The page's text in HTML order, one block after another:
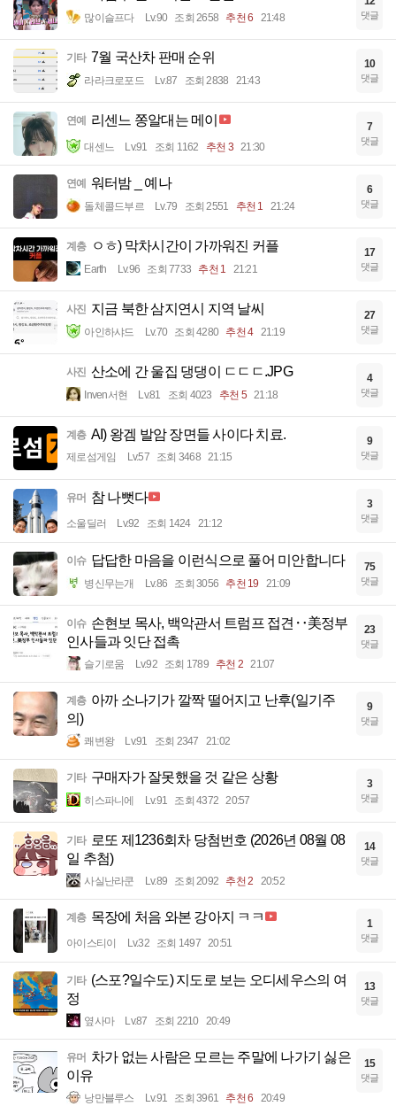
많이슬프다 Lv.90 조회 2658 추천 6 21:48 댓글
기타 7월 국산차 판매 순위
라라크로포드 Lv.87 조회 2838 21:43
10
댓글
연예 리센느 쫑알대는 메이
대센느 Lv.91 조회 1162 추천 3 21:30
7
댓글
연예 워터밤 _ 예나
돌체콜드부르 Lv.79 조회 2551 추천 1 21:24
6
댓글
계층 ㅇㅎ) 막차시간이 가까워진 커플
Earth Lv.96 조회 7733 추천 1 21:21
17
댓글
사진 지금 북한 삼지연시 지역 날씨
아인하샤드 Lv.70 조회 4280 추천 4 21:19
27
댓글
사진 산소에 간 울집 댕댕이 ㄷㄷㄷ.JPG
Inven서현 Lv.81 조회 4023 추천 5 21:18
4
댓글
계층 AI) 왕겜 발암 장면들 사이다 치료.
제로섬게임 Lv.57 조회 3468 21:15
9
댓글
유머 참 나뻣다
소울딜러 Lv.92 조회 1424 21:12
3
댓글
이슈 답답한 마음을 이런식으로 풀어 미안합니다
병신무는개 Lv.86 조회 3056 추천 19 21:09
75
댓글
이슈 손현보 목사, 백악관서 트럼프 접견‥美정부
인사들과 잇단 접촉
슬기로움 Lv.92 조회 1789 추천 2 21:07
23
댓글
계층 아까 소나기가 깔짝 떨어지고 난후(일기주
의)
쾌변왕 Lv.91 조회 2347 21:02
9
댓글
기타 구매자가 잘못했을 것 같은 상황
히스파니에 Lv.91 조회 4372 20:57
3
댓글
기타 로또 제1236회차 당첨번호 (2026년 08월 08
일 추첨)
사실난라쿤 Lv.89 조회 2092 추천 2 20:52
14
댓글
계층 목장에 처음 와본 강아지 ㅋㅋ
아이스티이 Lv.32 조회 1497 20:51
1
댓글
기타 (스포?일수도) 지도로 보는 오디세우스의 여
정
옆사마 Lv.87 조회 2210 20:49
13
댓글
유머 차가 없는 사람은 모르는 주말에 나가기 싫은
이유
낭만블루스 Lv.91 조회 3961 추천 6 20:49
15
댓글